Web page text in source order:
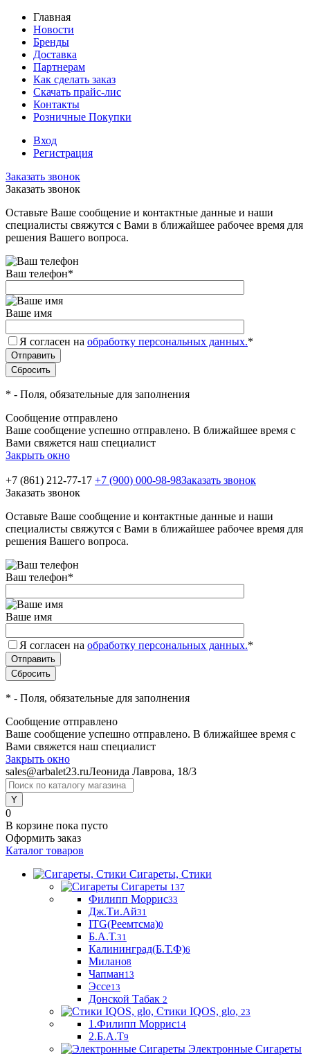
Главная
Новости
Бренды
Доставка
Партнерам
Как сделать заказ
Скачать прайс-лис
Контакты
Розничные Покупки
Вход
Регистрация
Заказать звонок
Заказать звонок
Оставьте Ваше сообщение и контактные данные и наши
специалисты свяжутся с Вами в ближайшее рабочее время для
решения Вашего вопроса.
Ваш телефон*
Ваше имя
Я согласен на обработку персональных данных.*
* - Поля, обязательные для заполнения
Сообщение отправлено
Ваше сообщение успешно отправлено. В ближайшее время с
Вами свяжется наш специалист
Закрыть окно
+7 (861) 212-77-17 +7 (900) 000-98-98Заказать звонок
Заказать звонок
Оставьте Ваше сообщение и контактные данные и наши
специалисты свяжутся с Вами в ближайшее рабочее время для
решения Вашего вопроса.
Ваш телефон*
Ваше имя
Я согласен на обработку персональных данных.*
* - Поля, обязательные для заполнения
Сообщение отправлено
Ваше сообщение успешно отправлено. В ближайшее время с
Вами свяжется наш специалист
Закрыть окно
sales@arbalet23.ruЛеонида Лаврова, 18/3
0
В корзине пока пусто
Оформить заказ
Каталог товаров
Сигареты, Стики
Сигареты 137
Филипп Моррис33
Дж.Ти.Ай31
ITG(Реемтсма)0
Б.А.Т.31
Калининград(Б.Т.Ф)6
Милано8
Чапман13
Эссе13
Донской Табак 2
Стики IQOS, glo, 23
1.Филипп Моррис14
2.Б.А.Т9
Электронные Сигареты